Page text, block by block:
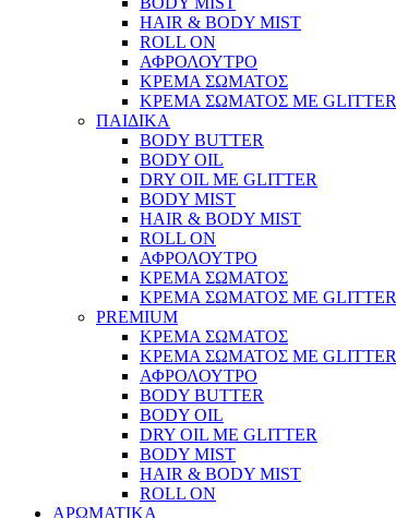
HAIR & BODY MIST
ROLL ON
ΑΦΡΟΛΟΥΤΡΟ
ΚΡΕΜΑ ΣΩΜΑΤΟΣ
ΚΡΕΜΑ ΣΩΜΑΤΟΣ ΜΕ GLITTER
ΠΑΙΔΙΚΑ
BODY BUTTER
BODY OIL
DRY OIL ΜΕ GLITTER
BODY MIST
HAIR & BODY MIST
ROLL ON
ΑΦΡΟΛΟΥΤΡΟ
ΚΡΕΜΑ ΣΩΜΑΤΟΣ
ΚΡΕΜΑ ΣΩΜΑΤΟΣ ΜΕ GLITTER
PREMIUM
ΚΡΕΜΑ ΣΩΜΑΤΟΣ
ΚΡΕΜΑ ΣΩΜΑΤΟΣ ΜΕ GLITTER
ΑΦΡΟΛΟΥΤΡΟ
BODY BUTTER
BODY OIL
DRY OIL ΜΕ GLITTER
BODY MIST
HAIR & BODY MIST
ROLL ON
ΑΡΩΜΑΤΙΚΑ